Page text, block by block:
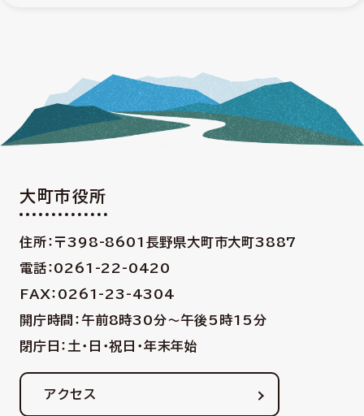
大町市役所
住所：〒398-8601 長野県大町市大町3887
電話：0261-22-0420
FAX：0261-23-4304
開庁時間：午前8時30分〜午後5時15分
閉庁日：土・日・祝日・年末年始
アクセス